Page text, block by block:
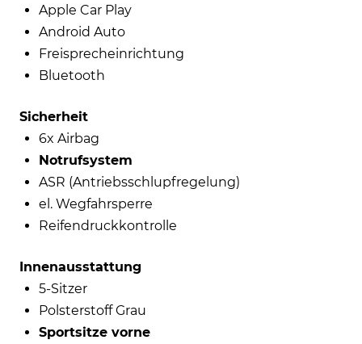
Apple Car Play
Android Auto
Freisprecheinrichtung
Bluetooth
Sicherheit
6x Airbag
Notrufsystem
ASR (Antriebsschlupfregelung)
el. Wegfahrsperre
Reifendruckkontrolle
Innenausstattung
5-Sitzer
Polsterstoff Grau
Sportsitze vorne